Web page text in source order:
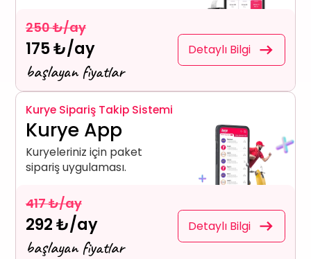
250 ₺/ay
175 ₺/ay
başlayan fiyatlar
Detaylı Bilgi
Kurye Sipariş Takip Sistemi
Kurye App
Kuryeleriniz için paket
sipariş uygulaması.
417 ₺/ay
292 ₺/ay
başlayan fiyatlar
Detaylı Bilgi